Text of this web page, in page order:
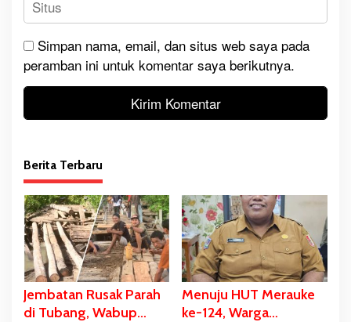
Simpan nama, email, dan situs web saya pada
peramban ini untuk komentar saya berikutnya.
Berita Terbaru
Jembatan Rusak Parah
di Tubang, Wabup
Menuju HUT Merauke
ke-124, Warga